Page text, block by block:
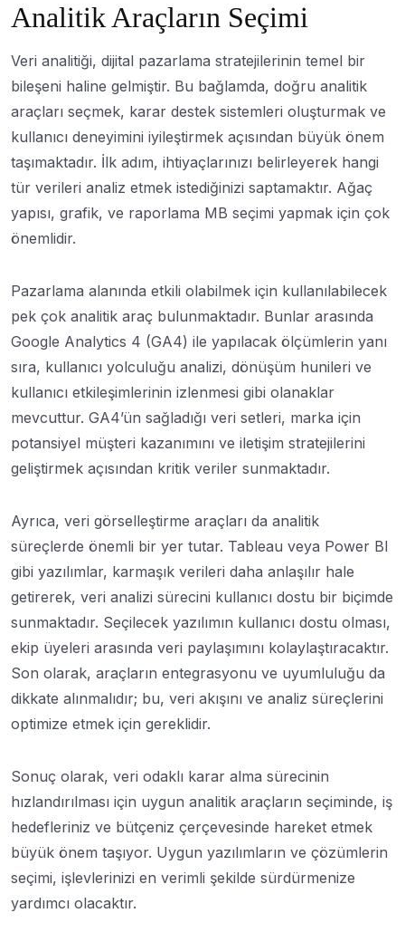
Analitik Araçların Seçimi
Veri analitiği, dijital pazarlama stratejilerinin temel bir
bileşeni haline gelmiştir. Bu bağlamda, doğru analitik
araçları seçmek, karar destek sistemleri oluşturmak ve
kullanıcı deneyimini iyileştirmek açısından büyük önem
taşımaktadır. İlk adım, ihtiyaçlarınızı belirleyerek hangi
tür verileri analiz etmek istediğinizi saptamaktır. Ağaç
yapısı, grafik, ve raporlama MB seçimi yapmak için çok
önemlidir.
Pazarlama alanında etkili olabilmek için kullanılabilecek
pek çok analitik araç bulunmaktadır. Bunlar arasında
Google Analytics 4 (GA4) ile yapılacak ölçümlerin yanı
sıra, kullanıcı yolculuğu analizi, dönüşüm hunileri ve
kullanıcı etkileşimlerinin izlenmesi gibi olanaklar
mevcuttur. GA4’ün sağladığı veri setleri, marka için
potansiyel müşteri kazanımını ve iletişim stratejilerini
geliştirmek açısından kritik veriler sunmaktadır.
Ayrıca, veri görselleştirme araçları da analitik
süreçlerde önemli bir yer tutar. Tableau veya Power BI
gibi yazılımlar, karmaşık verileri daha anlaşılır hale
getirerek, veri analizi sürecini kullanıcı dostu bir biçimde
sunmaktadır. Seçilecek yazılımın kullanıcı dostu olması,
ekip üyeleri arasında veri paylaşımını kolaylaştıracaktır.
Son olarak, araçların entegrasyonu ve uyumluluğu da
dikkate alınmalıdır; bu, veri akışını ve analiz süreçlerini
optimize etmek için gereklidir.
Sonuç olarak, veri odaklı karar alma sürecinin
hızlandırılması için uygun analitik araçların seçiminde, iş
hedefleriniz ve bütçeniz çerçevesinde hareket etmek
büyük önem taşıyor. Uygun yazılımların ve çözümlerin
seçimi, işlevlerinizi en verimli şekilde sürdürmenize
yardımcı olacaktır.